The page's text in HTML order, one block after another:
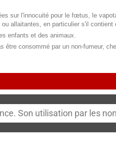
sur l'innocuité pour le fœtus, le
allaitantes, en particulier s'il contient
enfants et des animaux.
être consommé par un non-fumeur,
Son utilisation par les